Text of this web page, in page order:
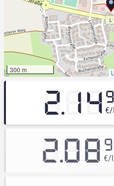
300 m
2.149
€/l
2.08 9
€/l